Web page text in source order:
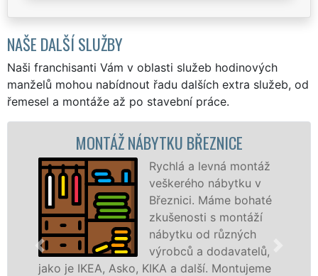
NAŠE DALŠÍ SLUŽBY
Naši franchisanti Vám v oblasti služeb hodinových
manželů mohou nabídnout řadu dalších extra služeb, od
řemesel a montáže až po stavební práce.
NÁBYTKU BŘEZNICE
Rychlá a levná montáž
veškerého nábytku v
Březnici. Máme bohaté
zkušenosti s montáží
nábytku od různých
výrobců a dodavatelů,
Asko, KIKA a další. Montujeme
výrobců.